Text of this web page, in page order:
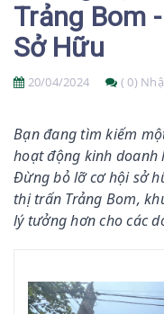
Trảng Bom
Sở Hữu
20/04/2024 ( 0)
Bạn đang tìm kiếm
hoạt động kinh doanh
Đừng bỏ lỡ cơ hội sở
thị trấn Trảng Bom,
lý tưởng hơn cho các